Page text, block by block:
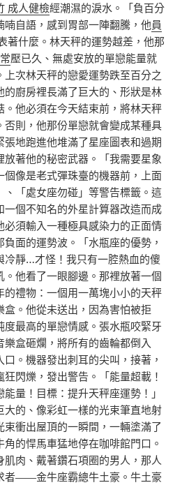
成人健檢經潮濕的淚水。「負百分
喃自語，感到胃部一陣翻騰，他員
著什麼。林天秤的運勢越差，他那
壓已久、無處安放的單戀能量就
次林天秤的戀愛運勢跌至百分之
的廚房裡長滿了巨大的、形狀是林
。他必須在今天結束前，將林天秤
否則，他那份單戀就會變成某種具
張地跑進他堆滿了星座圖表和過期
放著他的秘密武器。「我需要星象
個像是老式彈珠臺的機器前，上面
、「處女座勿碰」等警告標籤。這
一個不知名的外星計算器改造而成
必須輸入一種極具感染力的正面情
面的運勢波。「水瓶座的優勢，
冷靜…才怪！我只有一腔熱血的傻
。他看了一眼腳邊。那裡放著一個
的禮物：一個用一萬塊小小的天秤
盒。他從未送出，因為害怕被拒
度最高的單戀情感。張水瓶咬緊牙
樂盒砸爛，將所有的齒輪都倒入
口。機器發出刺耳的尖叫，接著，
閃爍，發出警告。「能量超載！
量！目標：提升天秤座運勢！」
大的、像彩虹一樣的光束筆直地射
束衝出屋頂的一瞬間，一輛塗滿了
的悍馬車猛地停在咖啡館門口。
肌肉、戴著鑽石項圈的男人，那人
者——金牛座霸總牛土豪。牛土豪